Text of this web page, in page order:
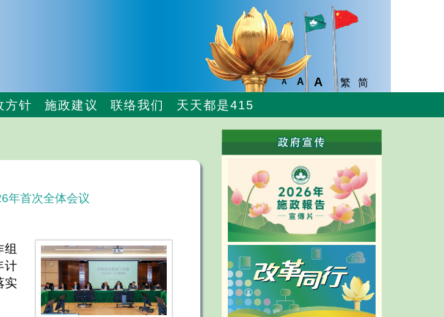
A A A 繁 简
方针 施政建议 联络我们 天天都是415
年首次全体会议
计
实